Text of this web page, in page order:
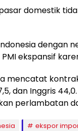
domestik
dengan
ekspansif
mencatat
dan Inggris
perlambatan
ekspor